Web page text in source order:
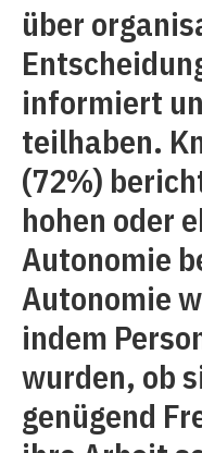
über
informiert
teilhaben.
(72%)
hohen oder
Autonomie
Autonomie
indem
wurden, ob
genügend